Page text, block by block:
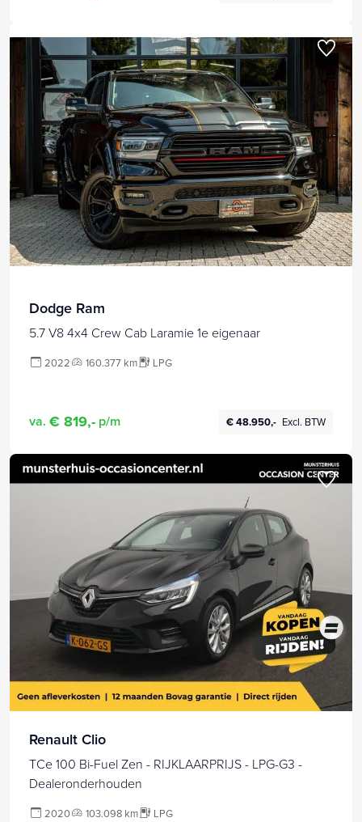
Dodge Ram
5.7 V8 4x4 Crew Cab Laramie 1e eigenaar
2022 160.377 km LPG
va. € 819,- p/m € 48.950,- Excl. BTW
Renault Clio
TCe 100 Bi-Fuel Zen - RIJKLAARPRIJS - LPG-G3 -
Dealeronderhouden
2020 103.098 km LPG